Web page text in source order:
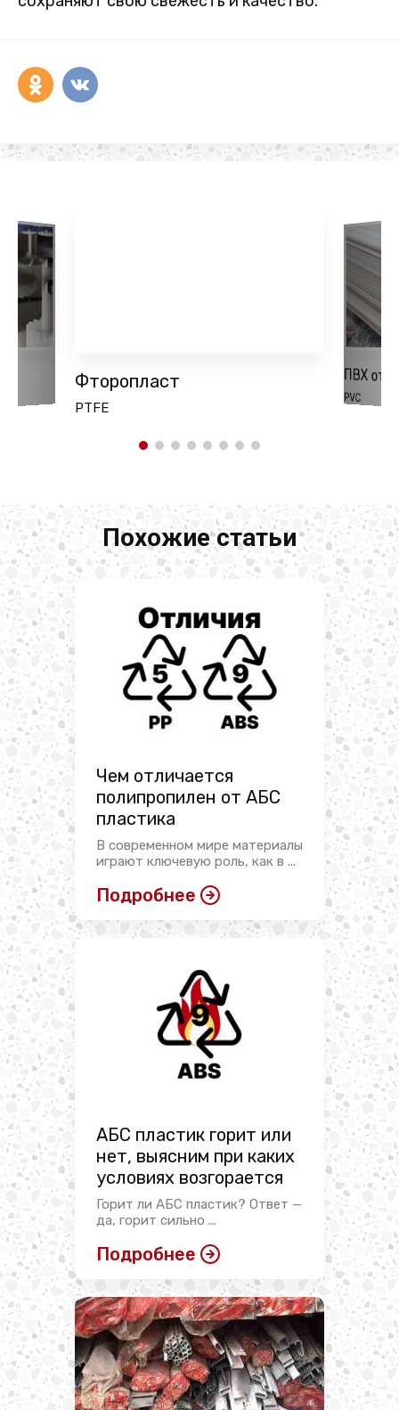
Фторопласт
PTFE
ПВХ
PVC
Похожие статьи
Чем отличается
полипропилен от АБС
пластика
В современном мире материалы
играют ключевую роль, как в ...
Подробнее
АБС пластик горит или
нет, выясним при каких
условиях возгорается
Горит ли АБС пластик? Ответ —
да, горит сильно ...
Подробнее